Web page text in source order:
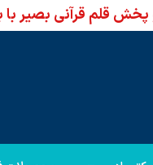
قرآنی بصیر با بیش از 17